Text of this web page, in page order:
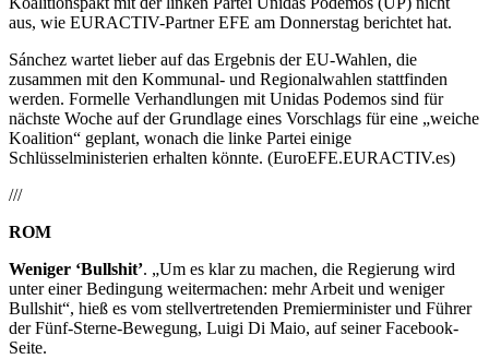
aus, wie EURACTIV-Partner EFE am Donnerstag berichtet hat.
Sánchez wartet lieber auf das Ergebnis der EU-Wahlen, die
zusammen mit den Kommunal- und Regionalwahlen stattfinden
werden. Formelle Verhandlungen mit Unidas Podemos sind für
nächste Woche auf der Grundlage eines Vorschlags für eine „weiche
Koalition“ geplant, wonach die linke Partei einige
Schlüsselministerien erhalten könnte. (EuroEFE.EURACTIV.es)
///
ROM
Weniger ‘Bullshit’. „Um es klar zu machen, die Regierung wird
unter einer Bedingung weitermachen: mehr Arbeit und weniger
Bullshit“, hieß es vom stellvertretenden Premierminister und Führer
der Fünf-Sterne-Bewegung, Luigi Di Maio, auf seiner Facebook-
Seite.